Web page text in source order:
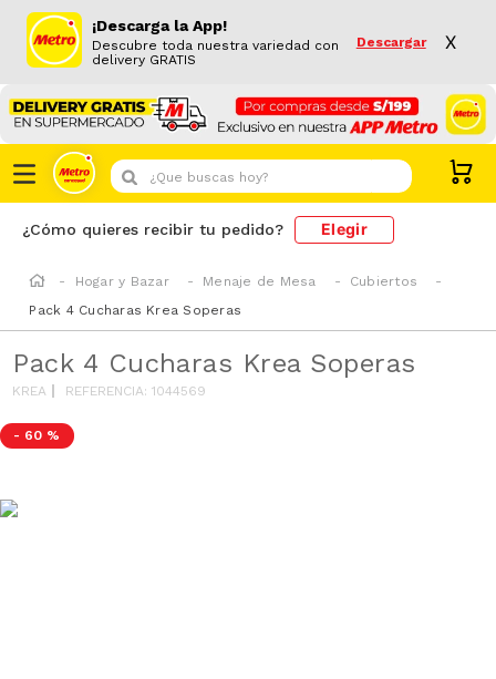
¡Descarga la App!
Descubre toda nuestra variedad con
delivery GRATIS
Descargar X
¿Que buscas hoy?
¿Cómo quieres recibir tu pedido? Elegir
Hogar y Bazar Menaje de Mesa
Cubiertos
Pack 4 Cucharas Krea Soperas
Pack 4 Cucharas Krea Soperas
KREA REFERENCIA:1044569
- 60 %